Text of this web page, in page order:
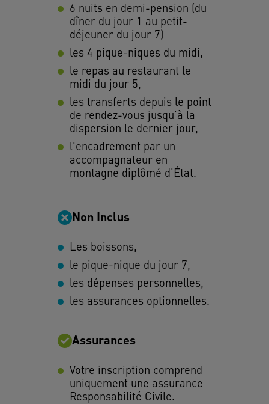
6 nuits en demi-pension (du
dîner du jour 1 au petit-
déjeuner du jour 7)
les 4 pique-niques du midi,
le repas au restaurant le
midi du jour 5,
les transferts depuis le point
de rendez-vous jusqu'à la
dispersion le dernier jour,
l'encadrement par un
accompagnateur en
montagne diplômé d'État.
Non Inclus
Les boissons,
le pique-nique du jour 7,
les dépenses personnelles,
les assurances optionnelles.
Assurances
Votre inscription comprend
uniquement une assurance
Responsabilité Civile.